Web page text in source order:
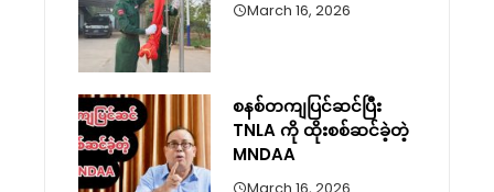
March 16, 2026
စနစ်တကျပြင်ဆင်ပြီး
TNLA ကို ထိုးစစ်ဆင်ခဲ့တဲ့
MNDAA
March 16, 2026